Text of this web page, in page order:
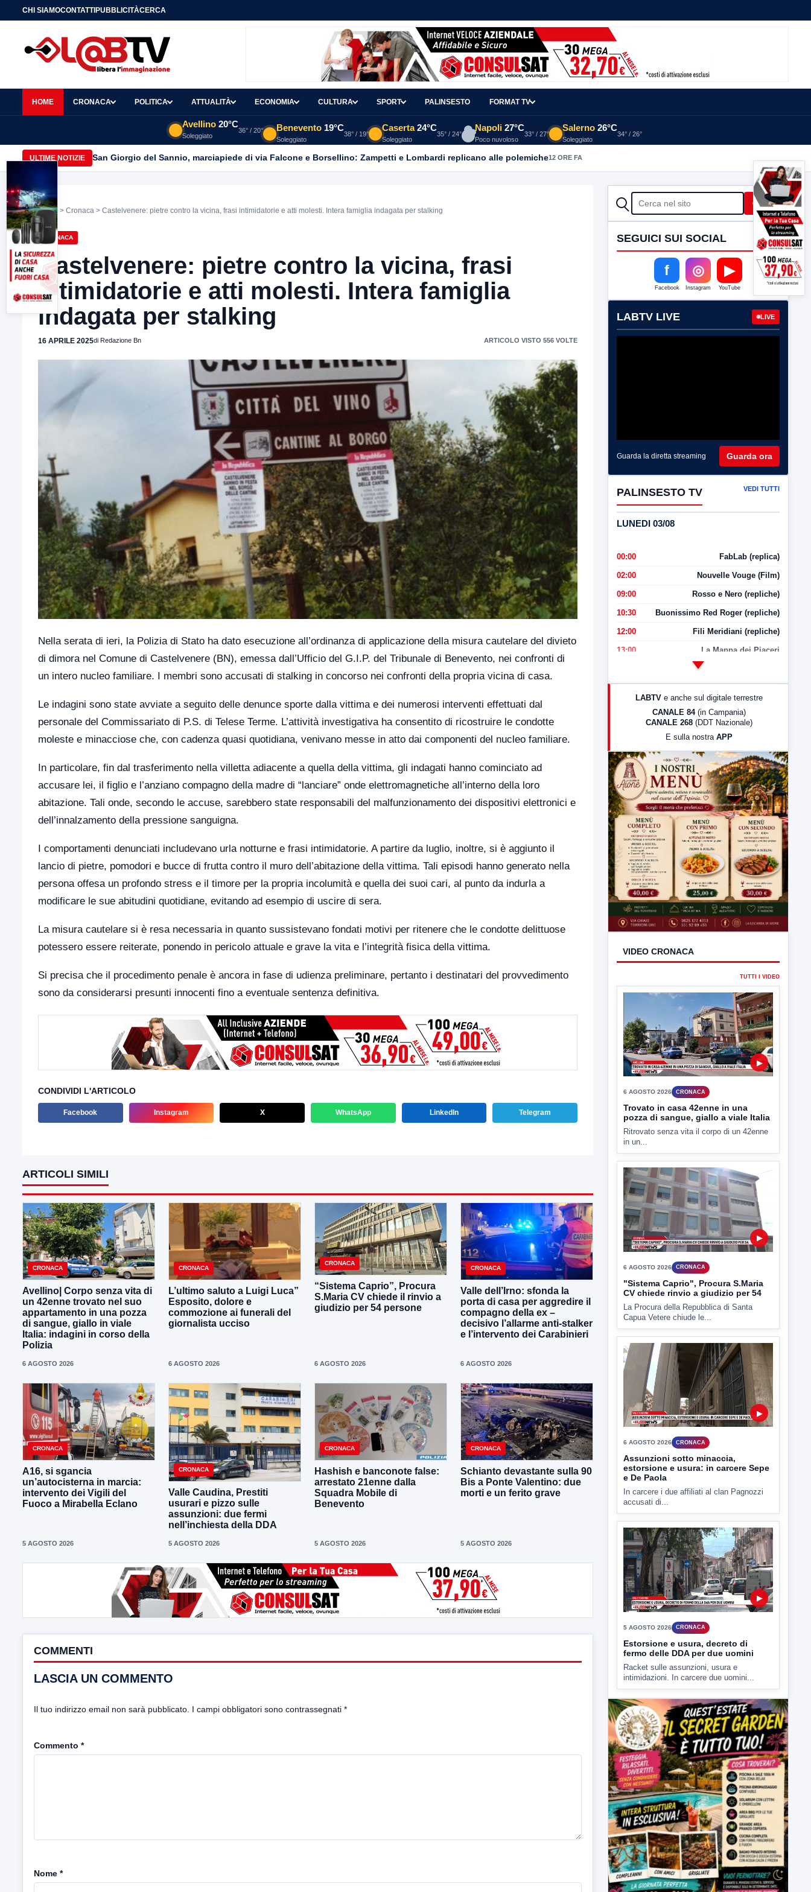
CHI SIAMOCONTATTIPUBBLICITÀCERCA
HOME CRONACA POLITICA ATTUALITÀ ECONOMIA CULTURA SPORT PALINSESTO FORMAT TV
Avellino 20°C
Soleggiato
36° / 20° Benevento 19°C
Soleggiato
38° / 19°
Caserta 24°C
Soleggiato
35° / 24°
Napoli 27°C
Poco nuvoloso
33° / 27°
Salerno 26°C
Soleggiato
34° / 26°
ULTIME NOTIZIE San Giorgio del Sannio, marciapiede di via Falcone e Borsellino: Zampetti e Lombardi replicano alle polemiche12 ORE FA
Home > Cronaca > Castelvenere: pietre contro la vicina, frasi intimidatorie e atti molesti. Intera famiglia indagata per stalking
CRONACA
Castelvenere: pietre contro la vicina, frasi
intimidatorie e atti molesti. Intera famiglia
indagata per stalking
16 APRILE 2025di Redazione Bn ARTICOLO VISTO 556 VOLTE
Nella serata di ieri, la Polizia di Stato ha dato esecuzione all’ordinanza di applicazione della misura cautelare del divieto
di dimora nel Comune di Castelvenere (BN), emessa dall’Ufficio del G.I.P. del Tribunale di Benevento, nei confronti di
un intero nucleo familiare. I membri sono accusati di stalking in concorso nei confronti della propria vicina di casa.
Le indagini sono state avviate a seguito delle denunce sporte dalla vittima e dei numerosi interventi effettuati dal
personale del Commissariato di P.S. di Telese Terme. L’attività investigativa ha consentito di ricostruire le condotte
moleste e minacciose che, con cadenza quasi quotidiana, venivano messe in atto dai componenti del nucleo familiare.
In particolare, fin dal trasferimento nella villetta adiacente a quella della vittima, gli indagati hanno cominciato ad
accusare lei, il figlio e l’anziano compagno della madre di “lanciare” onde elettromagnetiche all’interno della loro
abitazione. Tali onde, secondo le accuse, sarebbero state responsabili del malfunzionamento dei dispositivi elettronici e
dell’innalzamento della pressione sanguigna.
I comportamenti denunciati includevano urla notturne e frasi intimidatorie. A partire da luglio, inoltre, si è aggiunto il
lancio di pietre, pomodori e bucce di frutta contro il muro dell’abitazione della vittima. Tali episodi hanno generato nella
persona offesa un profondo stress e il timore per la propria incolumità e quella dei suoi cari, al punto da indurla a
modificare le sue abitudini quotidiane, evitando ad esempio di uscire di sera.
La misura cautelare si è resa necessaria in quanto sussistevano fondati motivi per ritenere che le condotte delittuose
potessero essere reiterate, ponendo in pericolo attuale e grave la vita e l’integrità fisica della vittima.
Si precisa che il procedimento penale è ancora in fase di udienza preliminare, pertanto i destinatari del provvedimento
sono da considerarsi presunti innocenti fino a eventuale sentenza definitiva.
CONDIVIDI L'ARTICOLO
Facebook Instagram X WhatsApp LinkedIn Telegram
ARTICOLI SIMILI
CRONACA
Avellino| Corpo senza vita di
un 42enne trovato nel suo
appartamento in una pozza
di sangue, giallo in viale
Italia: indagini in corso della
Polizia
6 AGOSTO 2026
CRONACA
L’ultimo saluto a Luigi Luca”
Esposito, dolore e
commozione ai funerali del
giornalista ucciso
6 AGOSTO 2026
CRONACA
“Sistema Caprio”, Procura
S.Maria CV chiede il rinvio a
giudizio per 54 persone
6 AGOSTO 2026
CRONACA
Valle dell’Irno: sfonda la
porta di casa per aggredire il
compagno della ex –
decisivo l’allarme anti-stalker
e l’intervento dei Carabinieri
6 AGOSTO 2026
CRONACA
A16, si sgancia
un’autocisterna in marcia:
intervento dei Vigili del
Fuoco a Mirabella Eclano
5 AGOSTO 2026
CRONACA
Valle Caudina, Prestiti
usurari e pizzo sulle
assunzioni: due fermi
nell’inchiesta della DDA
5 AGOSTO 2026
CRONACA
Hashish e banconote false:
arrestato 21enne dalla
Squadra Mobile di
Benevento
5 AGOSTO 2026
CRONACA
Schianto devastante sulla 90
Bis a Ponte Valentino: due
morti e un ferito grave
5 AGOSTO 2026
COMMENTI
LASCIA UN COMMENTO
Il tuo indirizzo email non sarà pubblicato. I campi obbligatori sono contrassegnati *
Commento *
Nome *
CERCA Cerca
SEGUICI SUI SOCIAL
f
Facebook
◎
Instagram
▶
YouTube
LABTV LIVE LIVE
Guarda la diretta streaming Guarda ora
PALINSESTO TV VEDI TUTTI
LUNEDI 03/08
00:00 FabLab (replica)
02:00 Nouvelle Vouge (Film)
09:00 Rosso e Nero (repliche)
10:30 Buonissimo Red Roger (repliche)
12:00 Fili Meridiani (repliche)
13:00 La Mappa dei Piaceri
LabNews (Diretta)
23:00 LabNews (replica)
LABTV e anche sul digitale terrestre
CANALE 84 (in Campania)
CANALE 268 (DDT Nazionale)
E sulla nostra APP
VIDEO CRONACA
6 AGOSTO 2026 CRONACA
Trovato in casa 42enne in una
pozza di sangue, giallo a viale Italia
Ritrovato senza vita il corpo di un 42enne
in un...
6 AGOSTO 2026 CRONACA
"Sistema Caprio", Procura S.Maria
CV chiede rinvio a giudizio per 54
La Procura della Repubblica di Santa
Capua Vetere chiude le...
▶
6 AGOSTO 2026 CRONACA
Assunzioni sotto minaccia,
estorsione e usura: in carcere Sepe
e De Paola
In carcere i due affiliati al clan Pagnozzi
accusati di...
▶
5 AGOSTO 2026 CRONACA
Estorsione e usura, decreto di
fermo delle DDA per due uomini
Racket sulle assunzioni, usura e
intimidazioni. In carcere due uomini...